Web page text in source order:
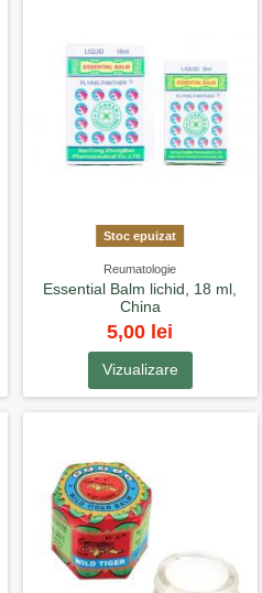
Stoc epuizat
Reumatologie
Essential Balm lichid, 18 ml,
China
5,00 lei
Vizualizare